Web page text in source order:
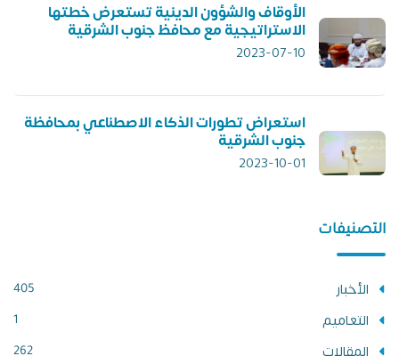
الأوقاف والشؤون الدينية تستعرض خطتها
الاستراتيجية مع محافظ جنوب الشرقية
2023-07-10
استعراض تطورات الذكاء الاصطناعي بمحافظة
جنوب الشرقية
2023-10-01
التصنيفات
الأخبار 405
التعاميم 1
المقالات 262